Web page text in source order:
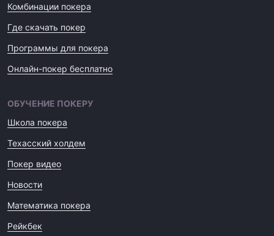
Комбинации покера
Где скачать покер
Программы для покера
Онлайн-покер бесплатно
ОБУЧЕНИЕ ПОКЕРУ
Школа покера
Техасский холдем
Покер видео
Новости
Математика покера
Рейкбек